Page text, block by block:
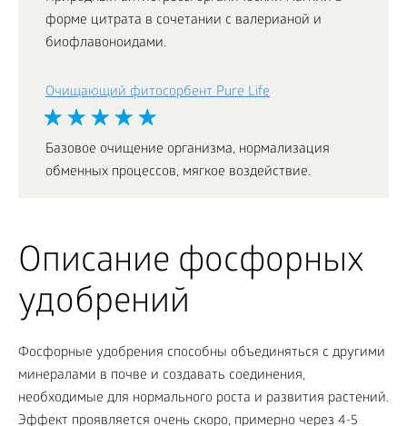
форме цитрата в сочетании с валерианой и
биофлавоноидами.
Очищающий фитосорбент Pure Life
Базовое очищение организма, нормализация
обменных процессов, мягкое воздействие.
Описание фосфорных
удобрений
Фосфорные удобрения способны объединяться с другими
минералами в почве и создавать соединения,
необходимые для нормального роста и развития растений.
Эффект проявляется очень скоро, примерно через 4-5